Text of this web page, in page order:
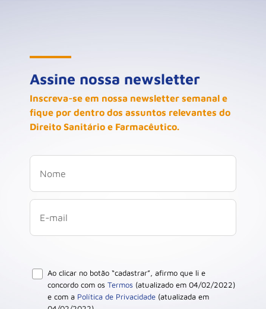
Assine nossa newsletter
Inscreva-se em nossa newsletter semanal e
fique por dentro dos assuntos relevantes do
Direito Sanitário e Farmacêutico.
Ao clicar no botão “cadastrar”, afirmo que li e
concordo com os Termos (atualizado em 04/02/2022)
e com a Política de Privacidade (atualizada em